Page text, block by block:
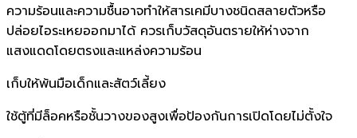
ความร้อนและความชื้นอาจทำให้สารเคมีบางชนิดสลายตัวหรือ
ปล่อยไอระเหยออกมาได้ ควรเก็บวัสดุอันตรายให้ห่างจาก
แสงแดดโดยตรงและแหล่งความร้อน
เก็บให้พ้นมือเด็กและสัตว์เลี้ยง
ใช้ตู้ที่มีล็อคหรือชั้นวางของสูงเพื่อป้องกันการเปิดโดยไม่ตั้งใจ